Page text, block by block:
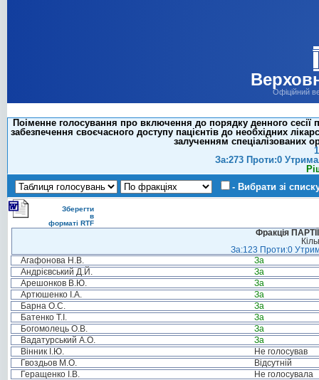
Офіційний
Поіменне голосування про включення до порядку денного
забезпечення своєчасного доступу пацієнтів до необхідних
залученням спеціалізованих
За:273 Проти:0
- Вибрати зі
Зберегти
в
форматі RTF
Фракція
За:123 Проти:0
Агафонова Н.В.
За
Андрієвський Д.Й.
За
Арешонков В.Ю.
За
Артюшенко І.А.
За
Барна О.С.
За
Батенко Т.І.
За
Богомолець О.В.
За
Вадатурський А.О.
За
Вінник І.Ю.
Не голосував
Гвоздьов М.О.
Відсутній
Геращенко І.В.
Не голосувала